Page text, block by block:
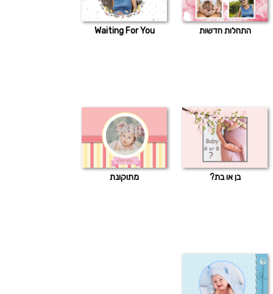
התחלות חדשות Waiting For You
בן או בת? מתוקונת